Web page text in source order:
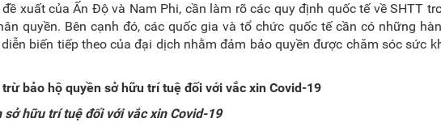
của Ấn Độ và Nam Phi, cần làm rõ các quy định quốc tế về SHTT
quyền. Bên cạnh đó, các quốc gia và tổ chức quốc tế cần có những
biến tiếp theo của đại dịch nhằm đảm bảo quyền được chăm sóc sức
bảo hộ quyền sở hữu trí tuệ đối với vắc xin Covid-19
hữu trí tuệ đối với vắc xin Covid-19